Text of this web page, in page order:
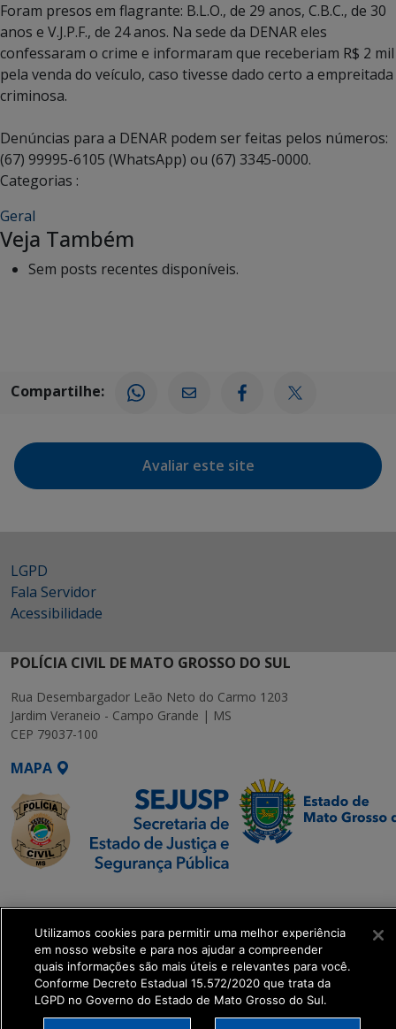
Foram presos em flagrante: B.L.O., de 29 anos, C.B.C., de 30
anos e V.J.P.F., de 24 anos. Na sede da DENAR eles
confessaram o crime e informaram que receberiam R$ 2 mil
pela venda do veículo, caso tivesse dado certo a empreitada
criminosa.
Denúncias para a DENAR podem ser feitas pelos números:
(67) 99995-6105 (WhatsApp) ou (67) 3345-0000.
Categorias :
Geral
Veja Também
Sem posts recentes disponíveis.
Compartilhe:
Avaliar este site
LGPD
Fala Servidor
Acessibilidade
POLÍCIA CIVIL DE MATO GROSSO DO SUL
Rua Desembargador Leão Neto do Carmo 1203
Jardim Veraneio - Campo Grande | MS
CEP 79037-100
MAPA
Transformação Digital
get_footer();
Utilizamos cookies para permitir uma melhor experiência
em nosso website e para nos ajudar a compreender
quais informações são mais úteis e relevantes para você.
Conforme Decreto Estadual 15.572/2020 que trata da
LGPD no Governo do Estado de Mato Grosso do Sul.